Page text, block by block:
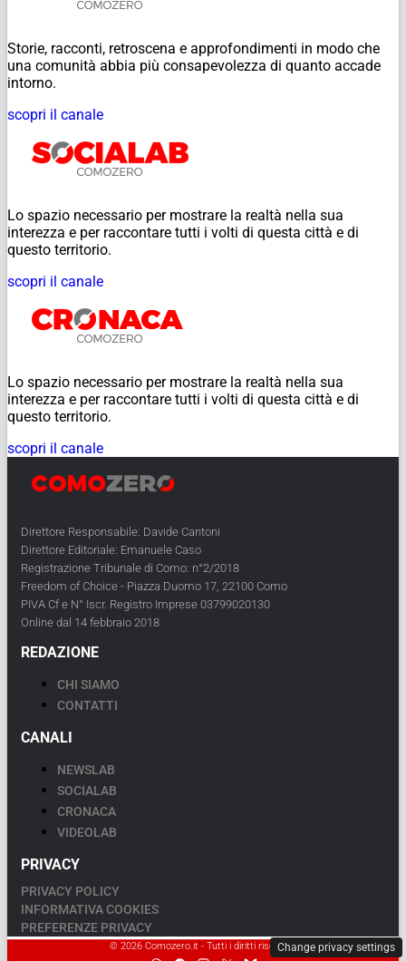
Storie, racconti, retroscena e approfondimenti in modo che
una comunità abbia più consapevolezza di quanto accade
intorno.
scopri il canale
Lo spazio necessario per mostrare la realtà nella sua
interezza e per raccontare tutti i volti di questa città e di
questo territorio.
scopri il canale
Lo spazio necessario per mostrare la realtà nella sua
interezza e per raccontare tutti i volti di questa città e di
questo territorio.
scopri il canale
Direttore Responsabile: Davide Cantoni
Direttore Editoriale: Emanuele Caso
Registrazione Tribunale di Como: n°2/2018
Freedom of Choice - Piazza Duomo 17, 22100 Como
PIVA Cf e N° Iscr. Registro Imprese 03799020130
Online dal 14 febbraio 2018
REDAZIONE
CHI SIAMO
CONTATTI
CANALI
NEWSLAB
SOCIALAB
CRONACA
VIDEOLAB
PRIVACY
PRIVACY POLICY
INFORMATIVA COOKIES
PREFERENZE PRIVACY
© 2026 Comozero.it - Tutti i diritti riservati.Change privacy settings